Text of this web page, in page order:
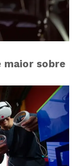
maior sobre